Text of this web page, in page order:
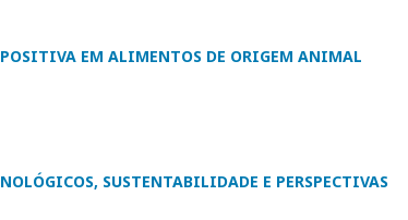
EM ALIMENTOS DE ORIGEM ANIMAL
SUSTENTABILIDADE E PERSPECTIVAS